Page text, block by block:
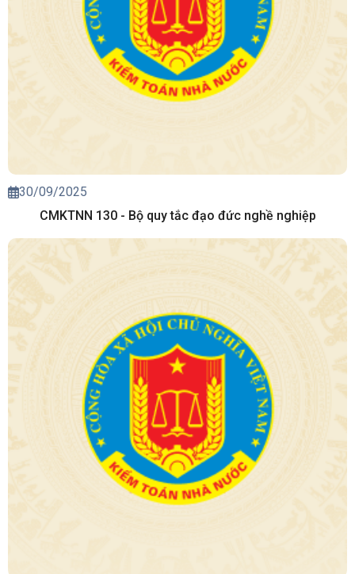
30/09/2025
CMKTNN 130 - Bộ quy tắc đạo đức nghề nghiệp